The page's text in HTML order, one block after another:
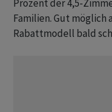
Prozent der 4,5-
Familien. Gut möglich
Rabattmodell bald